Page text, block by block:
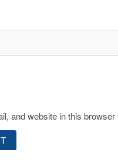
and website in this